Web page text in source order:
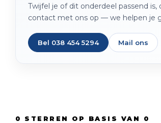
Twijfel je of dit onderdeel passend
contact met ons op — we helpen je
Bel 038 454 5294 Mail ons
0 STERREN OP BASIS VAN 0